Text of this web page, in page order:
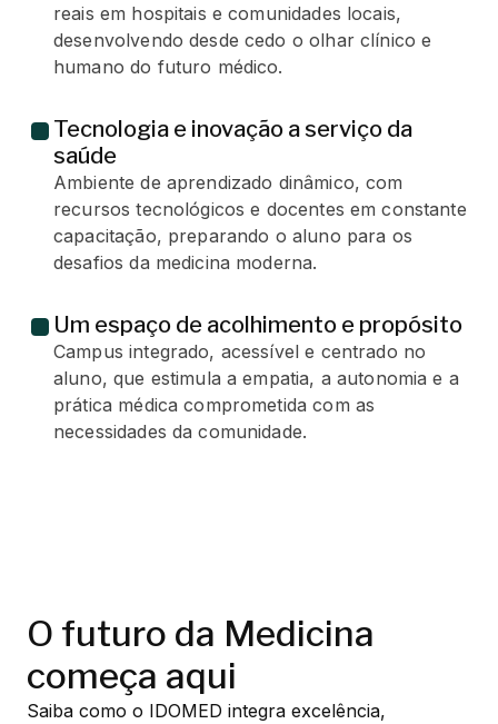
reais em hospitais e comunidades locais,
desenvolvendo desde cedo o olhar clínico e
humano do futuro médico.
Tecnologia e inovação a serviço da
saúde
Ambiente de aprendizado dinâmico, com
recursos tecnológicos e docentes em constante
capacitação, preparando o aluno para os
desafios da medicina moderna.
Um espaço de acolhimento e propósito
Campus integrado, acessível e centrado no
aluno, que estimula a empatia, a autonomia e a
prática médica comprometida com as
necessidades da comunidade.
O futuro da Medicina
começa aqui
Saiba como o IDOMED integra excelência,